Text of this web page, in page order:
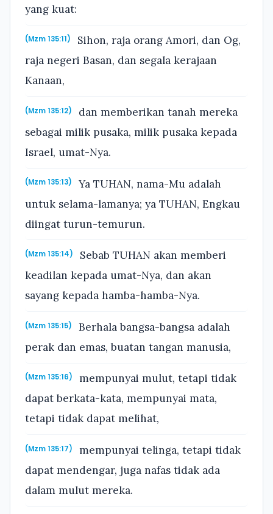
yang kuat:
(Mzm 135:11)
Sihon, raja orang Amori, dan Og,
raja negeri Basan, dan segala kerajaan
Kanaan,
(Mzm 135:12)
dan memberikan tanah mereka
sebagai milik pusaka, milik pusaka kepada
Israel, umat-Nya.
(Mzm 135:13)
Ya TUHAN, nama-Mu adalah
untuk selama-lamanya; ya TUHAN, Engkau
diingat turun-temurun.
(Mzm 135:14)
Sebab TUHAN akan memberi
keadilan kepada umat-Nya, dan akan
sayang kepada hamba-hamba-Nya.
(Mzm 135:15)
Berhala bangsa-bangsa adalah
perak dan emas, buatan tangan manusia,
(Mzm 135:16)
mempunyai mulut, tetapi tidak
dapat berkata-kata, mempunyai mata,
tetapi tidak dapat melihat,
(Mzm 135:17)
mempunyai telinga, tetapi tidak
dapat mendengar, juga nafas tidak ada
dalam mulut mereka.